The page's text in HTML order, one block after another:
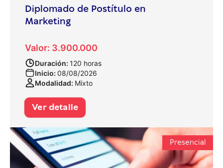
Diplomado de Postítulo en
Marketing
Valor: 3.900.000
Duración: 120 horas
Inicio: 08/08/2026
Modalidad: Mixto
Ver detalle
Presencial